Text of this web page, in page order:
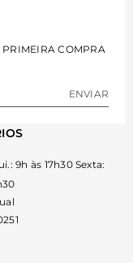
PRIMEIRA COMPRA
ENVIAR
9h às 17h30 Sexta: